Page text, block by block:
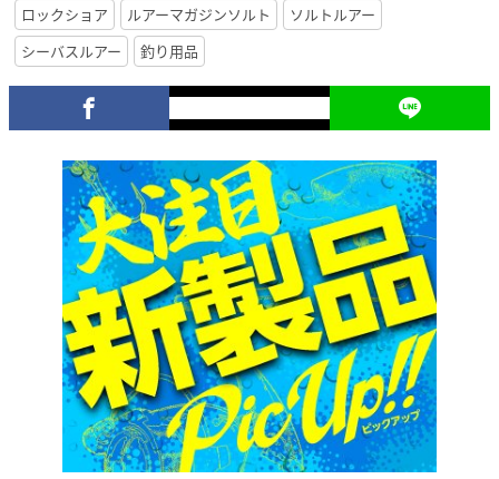
ロックショア
ルアーマガジンソルト
ソルトルアー
シーバスルアー
釣り用品